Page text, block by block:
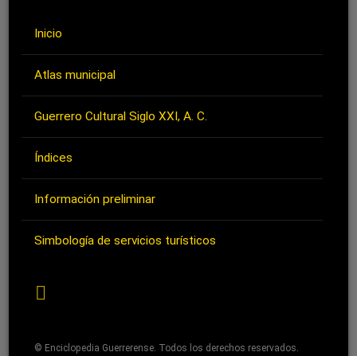
Inicio
Atlas municipal
Guerrero Cultural Siglo XXI, A. C.
Índices
Información preliminar
Simbología de servicios turísticos
RSS
© Enciclopedia Guerrerense. Todos los derechos reservados.